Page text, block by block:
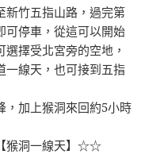
新竹五指山路，過完第
可停車，從這可以開始
擇受北宮旁的空地，
一線天，也可接到五指
，加上猴洞來回約5小時
洞一線天】☆☆